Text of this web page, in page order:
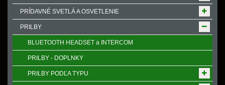
PRÍDAVNÉ SVETLÁ A OSVETLENIE
PRILBY
BLUETOOTH HEADSET a INTERCOM
PRILBY - DOPLNKY
PRILBY PODĽA TYPU